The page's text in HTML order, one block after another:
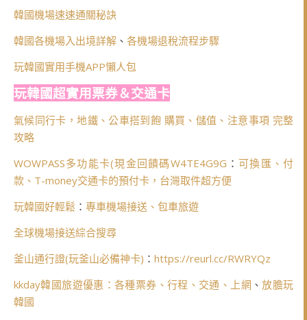
韓國機場速速通關秘訣
韓國各機場入出境詳解 、 各機場退稅流程步驟
玩韓國實用手機APP懶人包
玩韓國超實用票券＆交通卡
氣候同行卡，地鐵、公車搭到飽 購買、儲值、注意事項 完整
攻略
WOWPASS多功能卡(現金回饋碼W4TE4G9G ：可換匯、付
款、T-money交通卡的預付卡，台灣取件超方便
玩韓國好輕鬆 ： 專車機場接送、包車旅遊
全球機場接送綜合搜尋
釜山通行證(玩釜山必備神卡) ： https://reurl.cc/RWRYQz
kkday韓國旅遊優惠：各種票券、行程、交通、上網 、放膽玩
韓國